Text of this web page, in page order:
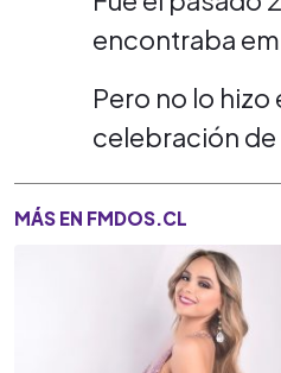
encontraba
Pero no lo hizo
celebración de
MÁS EN FMDOS.CL